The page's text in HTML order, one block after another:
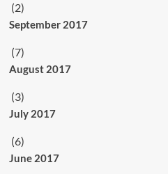
(2)
September 2017
(7)
August 2017
(3)
July 2017
(6)
June 2017